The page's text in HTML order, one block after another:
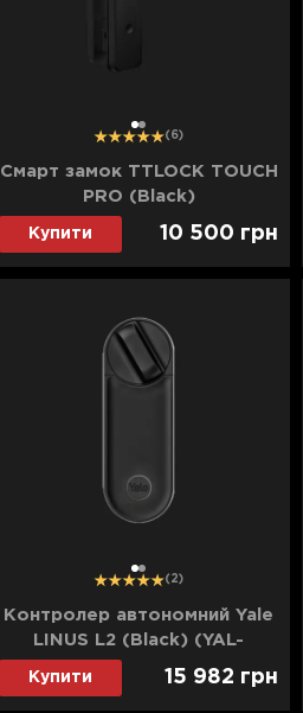
1 (6)
Смарт замок TTLOCK TOUCH
PRO (Black)
Купити 10 500 грн
1 (2)
Контролер автономний Yale
LINUS L2 (Black) (YAL-
05/103210/MB)
Купити 15 982 грн